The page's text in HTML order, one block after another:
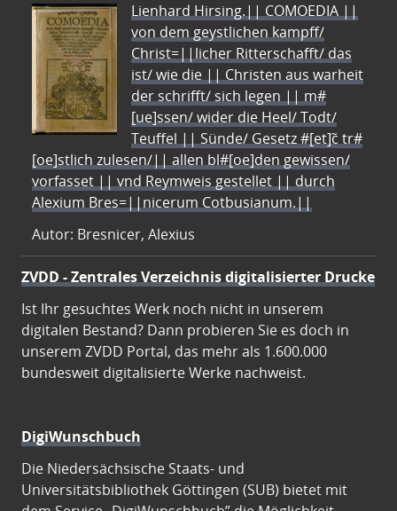
Lienhard Hirsing.|| COMOEDIA ||
von dem geystlichen kampff/
Christ=||licher Ritterschafft/ das
ist/ wie die || Christen aus warheit
der schrifft/ sich legen || m#
[ue]ssen/ wider die Heel/ Todt/
Teuffel || Sünde/ Gesetz #[et]c̃ tr#
[oe]stlich zulesen/|| allen bl#[oe]den gewissen/
vorfasset || vnd Reymweis gestellet || durch
Alexium Bres=||nicerum Cotbusianum.||
Autor: Bresnicer, Alexius
ZVDD - Zentrales Verzeichnis digitalisierter Drucke
Ist Ihr gesuchtes Werk noch nicht in unserem
digitalen Bestand? Dann probieren Sie es doch in
unserem ZVDD Portal, das mehr als 1.600.000
bundesweit digitalisierte Werke nachweist.
DigiWunschbuch
Die Niedersächsische Staats- und
Universitätsbibliothek Göttingen (SUB) bietet mit